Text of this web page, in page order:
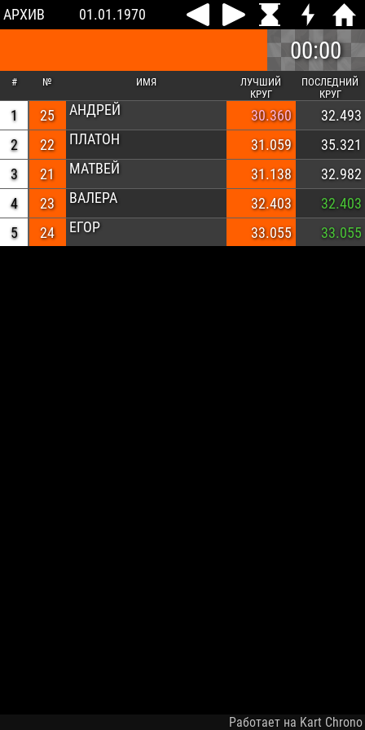
АРХИВ 01.01.1970
00:00
# № ИМЯ
ЛУЧШИЙ
КРУГ
ПОСЛЕДНИЙ
КРУГ
1 25 АНДРЕЙ 30.360
32.493
2
22 ПЛАТОН 31.059
35.321
3
21 МАТВЕЙ 31.138
32.982
4
23 ВАЛЕРА 32.403
32.403
5
24 ЕГОР 33.055 33.055
Работает на Kart Chrono